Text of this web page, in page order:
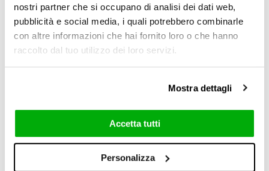
nostri partner che si occupano di analisi dei dati web,
pubblicità e social media, i quali potrebbero combinarle
con altre informazioni che hai fornito loro o che hanno
raccolto dal tuo utilizzo dei loro servizi.
Mostra dettagli
Accetta tutti
Personalizza
MYTOP TECHNICAL MANUAL Download pdf